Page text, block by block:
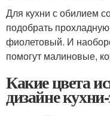
Для кухни с обилием
подобрать
фиолетовый. И
помогут малиновые,
Какие цвета
дизайне